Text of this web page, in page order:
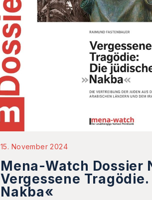
15. November 2024
Mena-Watch Dossier
Vergessene
Nakba«